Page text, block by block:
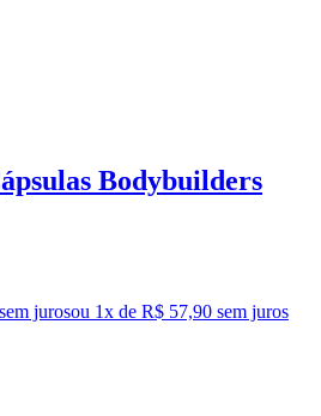
Bodybuilders
jurosou 1x de R$ 57,90 sem juros